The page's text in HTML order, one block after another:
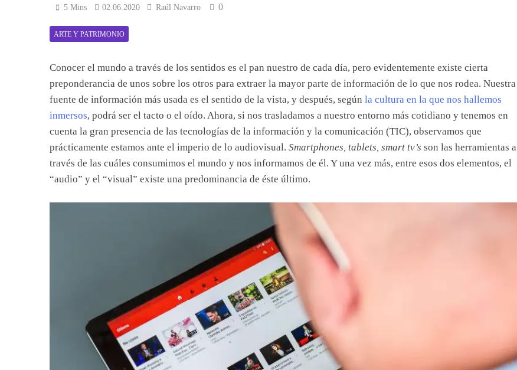
5 Mins 02.06.2020 Raúl Navarro 0
ARTE Y PATRIMONIO
Conocer el mundo a través de los sentidos es el pan nuestro de cada día, pero evidentemente existe cierta
preponderancia de unos sobre los otros para extraer la mayor parte de información de lo que nos rodea. Nuestra
fuente de información más usada es el sentido de la vista, y después, según la cultura en la que nos hallemos
inmersos, podrá ser el tacto o el oído. Ahora, si nos trasladamos a nuestro entorno más cotidiano y tenemos en
cuenta la gran presencia de las tecnologías de la información y la comunicación (TIC), observamos que
prácticamente estamos ante el imperio de lo audiovisual. Smartphones, tablets, smart tv’s son las herramientas a
través de las cuáles consumimos el mundo y nos informamos de él. Y una vez más, entre esos dos elementos, el
“audio” y el “visual” existe una predominancia de éste último.